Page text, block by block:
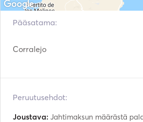
Hotel transfer (only Corralejo area)
Snorkelling
2 single kayaks.
Pääsatama:
Corralejo
Peruutusehdot:
Joustava: Jahtimaksun määrästä